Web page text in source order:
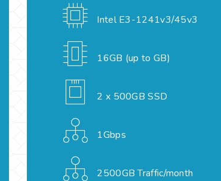
Intel E3-1241v3/45v3
16GB (up to GB)
2 x 500GB SSD
1Gbps
2500GB Traffic/month